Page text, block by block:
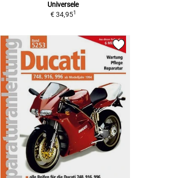
Universele
€ 34,951